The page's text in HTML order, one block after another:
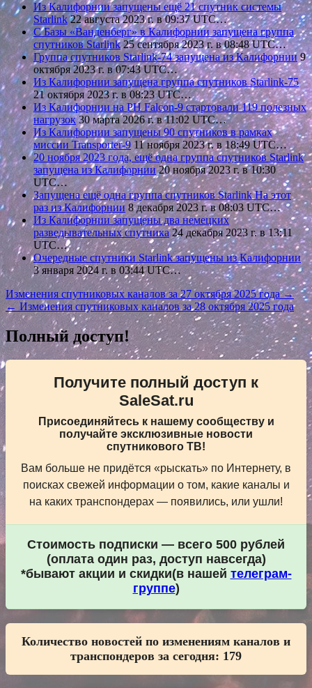
Из Калифорнии запущены ещё 21 спутник системы
Starlink22 августа 2023 г. в 09:37 UTC…
С Базы «Ванденберг» в Калифорнии запущена группа
спутников Starlink25 сентября 2023 г. в 08:48 UTC…
Группа спутников Starlink-74 запущена из Калифорнии9
октября 2023 г. в 07:43 UTC…
Из Калифорнии запущена группа спутников Starlink-75
21 октября 2023 г. в 08:23 UTC…
Из Калифорнии на РН Falcon-9 стартовали 119 полезных
нагрузок30 марта 2026 г. в 11:02 UTC…
Из Калифорнии запущены 90 спутников в рамках
миссии Transporter-9 11 ноября 2023 г. в 18:49 UTC…
20 ноября 2023 года, ещё одна группа спутников Starlink
запущена из Калифорнии20 ноября 2023 г. в 10:30
UTC…
Запущена ещё одна группа спутников Starlink На этот
раз из Калифорнии 8 декабря 2023 г. в 08:03 UTC…
Из Калифорнии запущены два немецких
разведывательных спутника24 декабря 2023 г. в 13:11
UTC…
Очередные спутники Starlink запущены из Калифорнии
3 января 2024 г. в 03:44 UTC…
Навигация
по
записям
Изменения спутниковых каналов за 27 октября 2025 года →
← Изменения спутниковых каналов за 28 октября 2025 года
Полный доступ!
Получите полный доступ к
SaleSat.ru
Присоединяйтесь к нашему сообществу и
получайте эксклюзивные новости
спутникового ТВ!
Вам больше не придётся «рыскать» по Интернету, в
поисках свежей информации о том, какие каналы и
на каких транспондерах — появились, или ушли!
Стоимость подписки — всего 500 рублей
(оплата один раз, доступ навсегда)
*бывают акции и скидки(в нашей телеграм-
группе)
Количество новостей по изменениям каналов и
транспондеров за сегодня: 179